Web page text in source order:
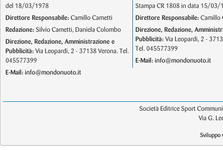
del 18/03/1978
Direttore Responsabile: Camillo Cametti
Redazione: Silvio Cametti, Daniela Colombo
Direzione, Redazione, Amministrazione e
Pubblicità: Via Leopardi, 2 - 37138 Verona. Tel.
045577399
E-Mail: info@mondonuoto.it
Stampa CR 1808 in data 15/03/
Direttore Responsabile: Camillo
Direzione, Redazione,
Pubblicità: Via Leopardi, 2 -
Tel. 045577399
E-Mail: info@mondonuoto.it
Società Editrice Sport
Via G.
Sviluppo